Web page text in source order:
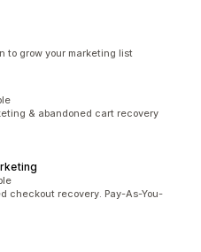
to grow your marketing list
& abandoned cart recovery
checkout recovery. Pay-As-You-